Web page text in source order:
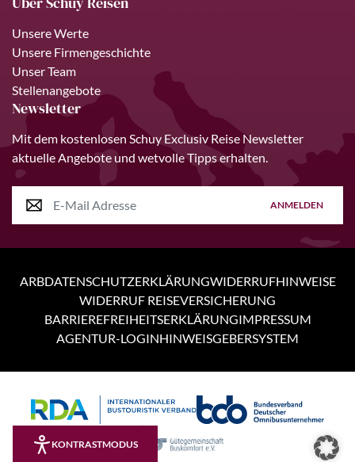
4 Tage
KONTRASTMODUS
Unsere Werte
Unsere Firmengeschichte
Unser Team
Stellenangebote
Newsletter
Mit dem kostenlosen Schuy Exclusiv Reise Newsletter
aktuelle Angebote und wetvolle Tipps erhalten.
ANMELDEN
ARBDATENSCHUTZERKLÄRUNGWIDERRUFHINWEISE
WIDERRUF REISEVERSICHERUNG
BARRIEREFREIHEITSERKLÄRUNGIMPRESSUM
AGENTUR-LOGINHINWEISGEBERSYSTEM